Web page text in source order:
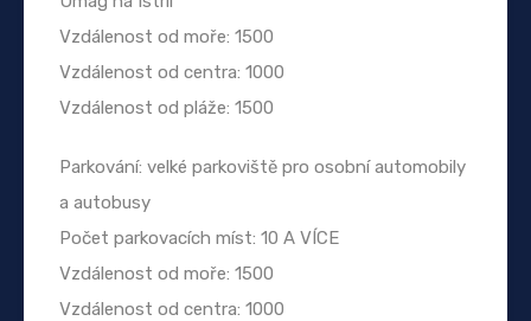
Vzdálenost od moře: 1500
Vzdálenost od centra: 1000
Vzdálenost od pláže: 1500
Parkování: velké parkoviště pro osobní automobily
a autobusy
Počet parkovacích míst: 10 A VÍCE
Vzdálenost od moře: 1500
Vzdálenost od centra: 1000